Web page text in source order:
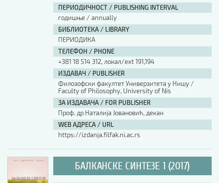
ПЕРИОДИЧНОСТ / PUBLISHING INTERVAL
годишње / annually
БИБЛИОТЕКА / LIBRARY
ПЕРИОДИКА
ТЕЛЕФОН / PHONE
+381 18 514 312, локал/ext 191,194
ИЗДАВАЧ / PUBLISHER
Филозофски факултет Универзитета у Нишу /
Faculty of Philosophy, University of Nis
ЗА ИЗДАВАЧА / FOR PUBLISHER
Проф. др Наталија Јовановић, декан
WEB АДРЕСА / URL
https://izdanja.filfak.ni.ac.rs
БАЛКАНСКЕ СИНТЕЗЕ 1 (2017)